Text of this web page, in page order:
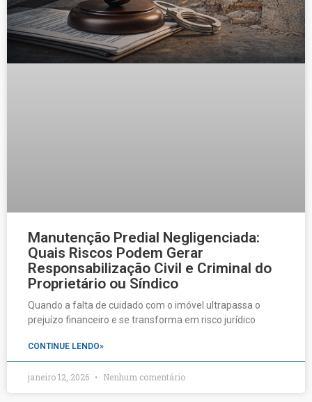
Manutenção Predial Negligenciada:
Quais Riscos Podem Gerar
Responsabilização Civil e Criminal do
Proprietário ou Síndico
Quando a falta de cuidado com o imóvel ultrapassa o
prejuízo financeiro e se transforma em risco jurídico
CONTINUE LENDO»
janeiro 12, 2026 Nenhum comentário